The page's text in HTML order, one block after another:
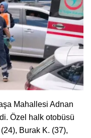
Mahallesi Adnan
Özel halk otobüsü
Burak K. (37),